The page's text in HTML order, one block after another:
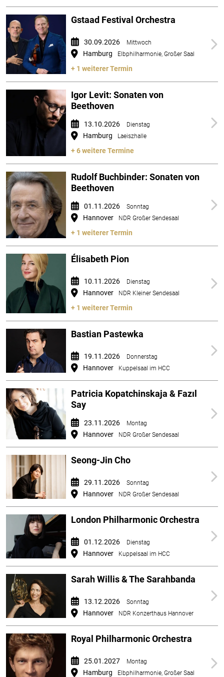
Gstaad Festival Orchestra
30.09.2026 Mittwoch
Hamburg Elbphilharmonie, Großer Saal
+ 1 weiterer Termin
Igor Levit: Sonaten von
Beethoven
13.10.2026 Dienstag
Hamburg Laeiszhalle
+ 6 weitere Termine
Rudolf Buchbinder: Sonaten von
Beethoven
01.11.2026 Sonntag
Hannover NDR Großer Sendesaal
+ 1 weiterer Termin
Élisabeth Pion
10.11.2026 Dienstag
Hannover NDR Kleiner Sendesaal
+ 1 weiterer Termin
Bastian Pastewka
19.11.2026 Donnerstag
Hannover Kuppelsaal im HCC
Patricia Kopatchinskaja & Fazıl
Say
23.11.2026 Montag
Hannover NDR Großer Sendesaal
Seong-Jin Cho
29.11.2026 Sonntag
Hannover NDR Großer Sendesaal
London Philharmonic Orchestra
01.12.2026 Dienstag
Hannover Kuppelsaal im HCC
Sarah Willis & The Sarahbanda
13.12.2026 Sonntag
Hannover NDR Konzerthaus Hannover
Royal Philharmonic Orchestra
25.01.2027 Montag
Hamburg Elbphilharmonie, Großer Saal